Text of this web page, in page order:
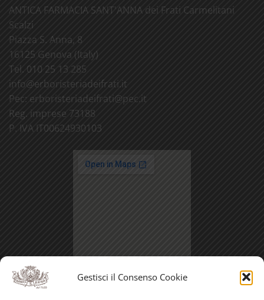
Gestisci il Consenso Cookie
ANTICA FARMACIA SANT'ANNA dei Frati Carmelitani
Scalzi
Piazza S. Anna, 8
16125 Genova (Italy)
Tel. 010 25 13 285
info@erboristeriadeifrati.it
Pec: erboristeriadeifrati@pec.it
Reg. imprese 73188
P. IVA IT00624930103